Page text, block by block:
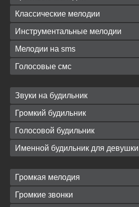
Классические мелодии
Инструментальные мелодии
Мелодии на sms
Голосовые смс
Звуки на будильник
Громкий будильник
Голосовой будильник
Именной будильник для девушки
Громкая мелодия
Громкие звонки